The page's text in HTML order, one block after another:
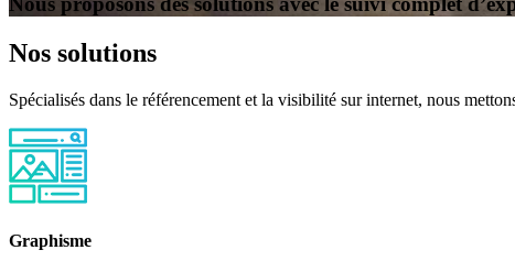
Nos solutions
Spécialisés dans le référencement et la visibilité sur internet, nous
Graphisme